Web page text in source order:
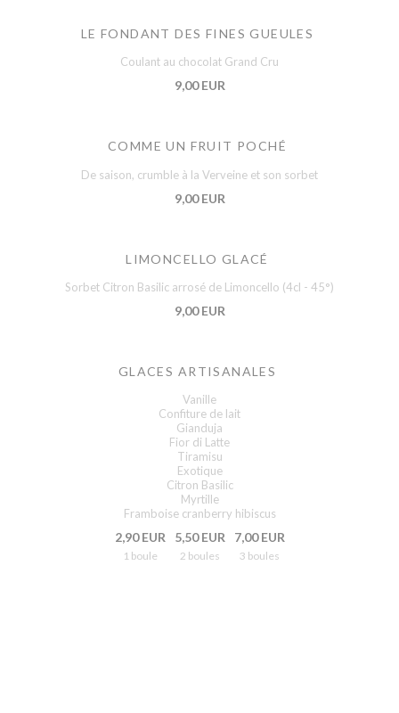
LE FONDANT DES FINES GUEULES
Coulant au chocolat Grand Cru
9,00 EUR
COMME UN FRUIT POCHÉ
De saison, crumble à la Verveine et son sorbet
9,00 EUR
LIMONCELLO GLACÉ
Sorbet Citron Basilic arrosé de Limoncello (4cl - 45°)
9,00 EUR
GLACES ARTISANALES
Vanille
Confiture de lait
Gianduja
Fior di Latte
Tiramisu
Exotique
Citron Basilic
Myrtille
Framboise cranberry hibiscus
2,90 EUR
1 boule
5,50 EUR
2 boules
7,00 EUR
3 boules